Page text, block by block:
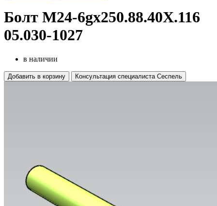
Болт М24-6gх250.88.40Х.116
05.030-1027
в наличии
Добавить в корзину Консультация специалиста Сеспель